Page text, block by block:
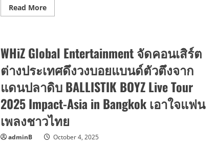
Read MoreRead
more
“The
Ultimate
Acoustic
Experience:
Eric
Martin
Live
on
the
Chao
Phraya”
แฟนๆ
ยกนิ้ว
Eric
WHiZ Global Entertainment จัดคอนเสิร์ต
ต่างประเทศดึงวงบอยแบนด์ตัวตึงจาก
แดนปลาดิบ BALLISTIK BOYZ Live Tour
2025 Impact-Asia in Bangkok เอาใจแฟน
เพลงชาวไทย
adminB October 4, 2025